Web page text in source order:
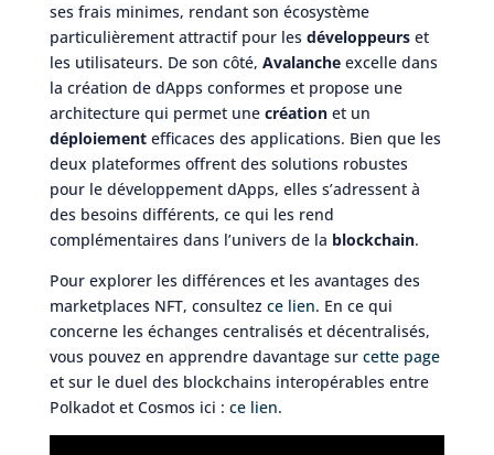
ses frais minimes, rendant son écosystème
particulièrement attractif pour les développeurset
les utilisateurs. De son côté, Avalancheexcelle dans
la création de dApps conformes et propose une
architecture qui permet une créationet un
déploiementefficaces des applications. Bien que les
deux plateformes offrent des solutions robustes
pour le développement dApps, elles s’adressent à
des besoins différents, ce qui les rend
complémentaires dans l’univers de la blockchain.
Pour explorer les différences et les avantages des
marketplaces NFT, consultez ce lien. En ce qui
concerne les échanges centralisés et décentralisés,
vous pouvez en apprendre davantage sur cette page
et sur le duel des blockchains interopérables entre
Polkadot et Cosmos ici : ce lien.